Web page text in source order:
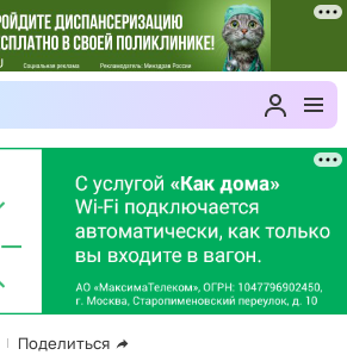
Поделиться